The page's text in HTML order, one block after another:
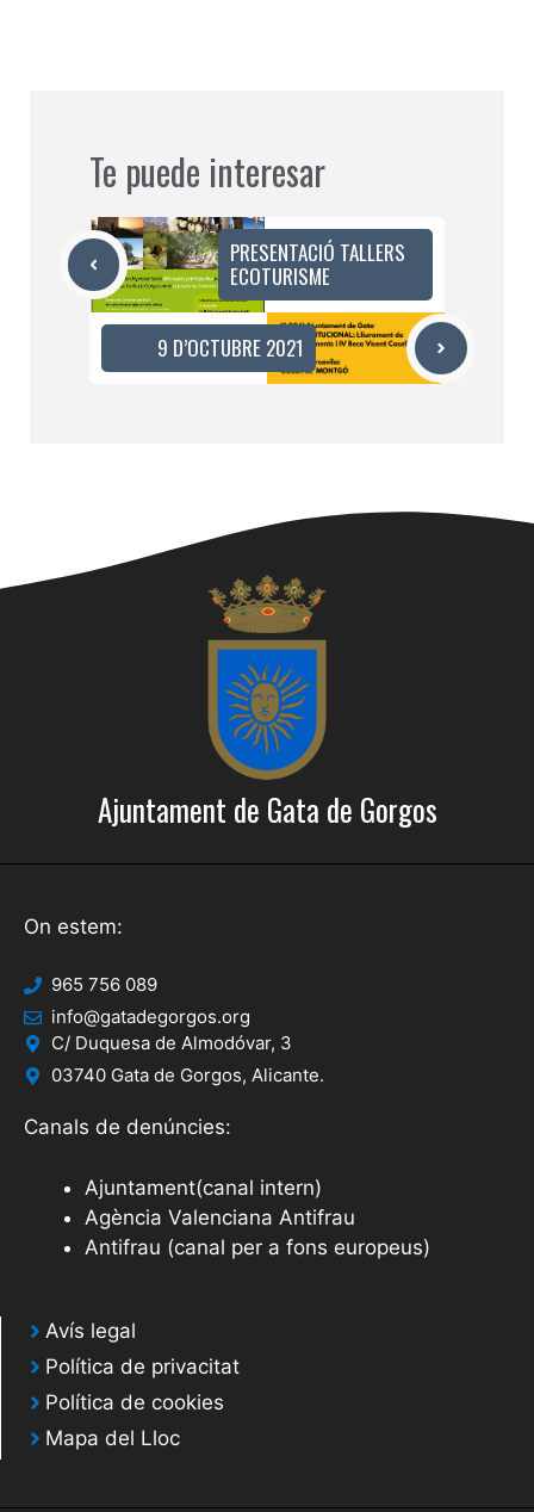
Te puede interesar
PRESENTACIÓ TALLERS
ECOTURISME
9 D’OCTUBRE 2021
Ajuntament de Gata de Gorgos
On estem:
965 756 089
info@gatadegorgos.org
C/ Duquesa de Almodóvar, 3
03740 Gata de Gorgos, Alicante.
Canals de denúncies:
Ajuntament(canal intern)
Agència Valenciana Antifrau
Antifrau (canal per a fons europeus)
Avís legal
Política de privacitat
Política de cookies
Mapa del Lloc